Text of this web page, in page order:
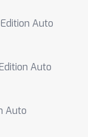
Auto
Auto
Auto